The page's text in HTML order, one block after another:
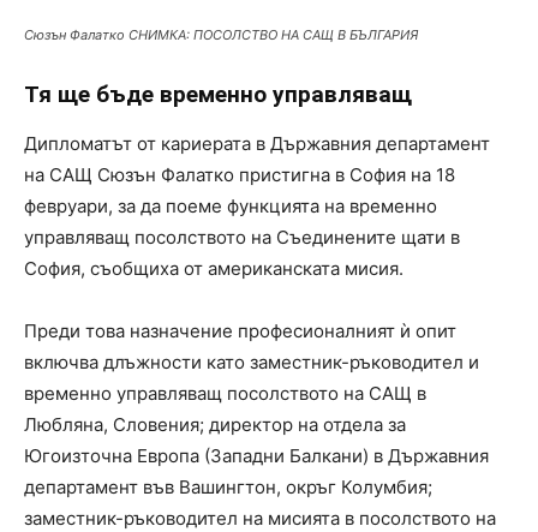
Сюзън Фалатко СНИМКА: ПОСОЛСТВО НА САЩ В БЪЛГАРИЯ
Тя ще бъде временно управляващ
Дипломатът от кариерата в Държавния департамент
на САЩ Сюзън Фалатко пристигна в София на 18
февруари, за да поеме функцията на временно
управляващ посолството на Съединените щати в
София, съобщиха от американската мисия.
Преди това назначение професионалният ѝ опит
включва длъжности като заместник-ръководител и
временно управляващ посолството на САЩ в
Любляна, Словения; директор на отдела за
Югоизточна Европа (Западни Балкани) в Държавния
департамент във Вашингтон, окръг Колумбия;
заместник-ръководител на мисията в посолството на